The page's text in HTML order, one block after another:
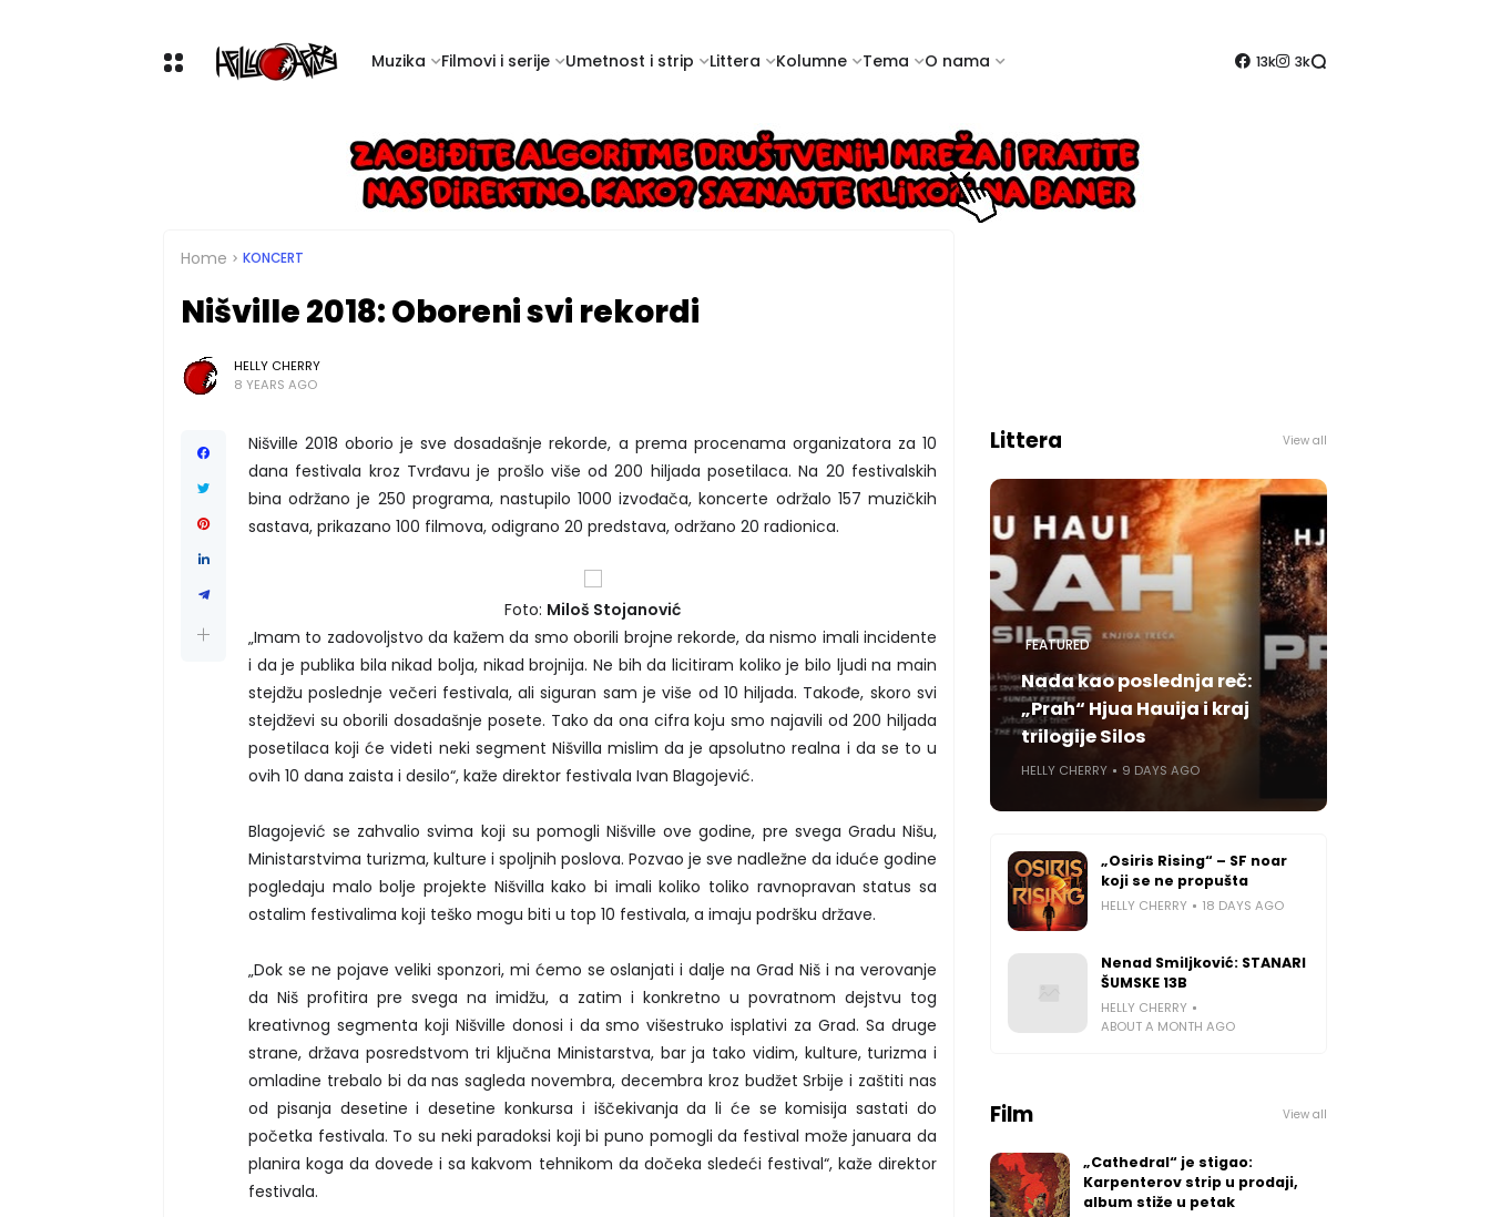
Muzika Filmovi i serije Umetnost i strip Littera Kolumne Tema O nama 13k 3k
Home KONCERT
Nišville 2018: Oboreni svi rekordi
HELLY CHERRY
8 YEARS AGO
Nišville 2018 oborio je sve dosadašnje rekorde, a prema procenama organizatora za 10
dana festivala kroz Tvrđavu je prošlo više od 200 hiljada posetilaca. Na 20 festivalskih
bina održano je 250 programa, nastupilo 1000 izvođača, koncerte održalo 157 muzičkih
sastava, prikazano 100 filmova, odigrano 20 predstava, održano 20 radionica.
Foto: Miloš Stojanović
„Imam to zadovoljstvo da kažem da smo oborili brojne rekorde, da nismo imali incidente
i da je publika bila nikad bolja, nikad brojnija. Ne bih da licitiram koliko je bilo ljudi na main
stejdžu poslednje večeri festivala, ali siguran sam je više od 10 hiljada. Takođe, skoro svi
stejdževi su oborili dosadašnje posete. Tako da ona cifra koju smo najavili od 200 hiljada
posetilaca koji će videti neki segment Nišvilla mislim da je apsolutno realna i da se to u
ovih 10 dana zaista i desilo“, kaže direktor festivala Ivan Blagojević.
Blagojević se zahvalio svima koji su pomogli Nišville ove godine, pre svega Gradu Nišu,
Ministarstvima turizma, kulture i spoljnih poslova. Pozvao je sve nadležne da iduće godine
pogledaju malo bolje projekte Nišvilla kako bi imali koliko toliko ravnopravan status sa
ostalim festivalima koji teško mogu biti u top 10 festivala, a imaju podršku države.
„Dok se ne pojave veliki sponzori, mi ćemo se oslanjati i dalje na Grad Niš i na verovanje
da Niš profitira pre svega na imidžu, a zatim i konkretno u povratnom dejstvu tog
kreativnog segmenta koji Nišville donosi i da smo višestruko isplativi za Grad. Sa druge
strane, država posredstvom tri ključna Ministarstva, bar ja tako vidim, kulture, turizma i
omladine trebalo bi da nas sagleda novembra, decembra kroz budžet Srbije i zaštiti nas
od pisanja desetine i desetine konkursa i iščekivanja da li će se komisija sastati do
početka festivala. To su neki paradoksi koji bi puno pomogli da festival može januara da
planira koga da dovede i sa kakvom tehnikom da dočeka sledeći festival“, kaže direktor
festivala.
Littera View all
FEATURED
Nada kao poslednja reč:
„Prah“ Hjua Hauija i kraj
trilogije Silos
HELLY CHERRY 9 DAYS AGO
„Osiris Rising“ – SF noar
koji se ne propušta
HELLY CHERRY 18 DAYS AGO
Nenad Smiljković: STANARI
ŠUMSKE 13B
HELLY CHERRY
ABOUT A MONTH AGO
Film View all
„Cathedral“ je stigao:
Karpenterov strip u prodaji,
album stiže u petak